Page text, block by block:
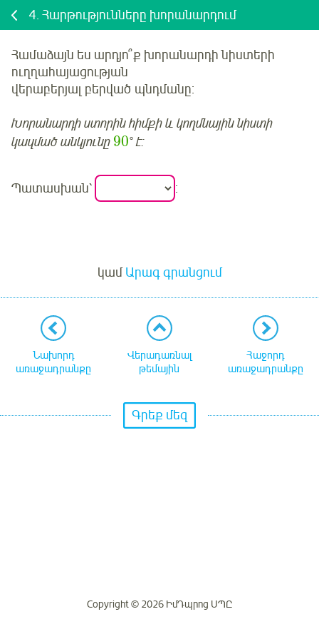
4. Հարթությունները խորանարդում
Համաձայն ես արդյո՞ք խորանարդի նիստերի
ուղղահայացության
վերաբերյալ բերված պնդմանը:
Խորանարդի ստորին հիմքի և կողմնային նիստի
կազմած անկյունը 90° է:
Պատասխան՝ :
կամԱրագ գրանցում
Նախորդ
առաջադրանքը
Վերադառնալ
թեմային
Հաջորդ
առաջադրանքը
Գրեք մեզ
Copyright © 2026 ԻմԴպրոց ՍՊԸ